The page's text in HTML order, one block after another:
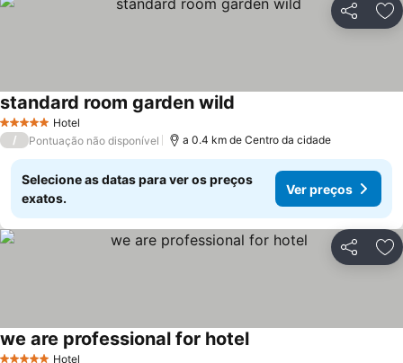
Partilhar
5 Estrelas Hotel
standard room garden wild
/ Pontuação não disponível a 0.4 km de Centro da cidade
Selecione as datas para ver os preços
exatos.
Ver preços
Partilhar
Hotel
we are professional for hotelVer preços